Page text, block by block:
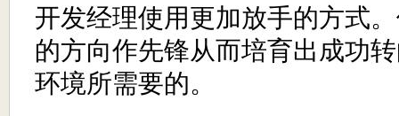
开发经理使用更加放手的方式
的方向作先锋从而培育出成功
环境所需要的。